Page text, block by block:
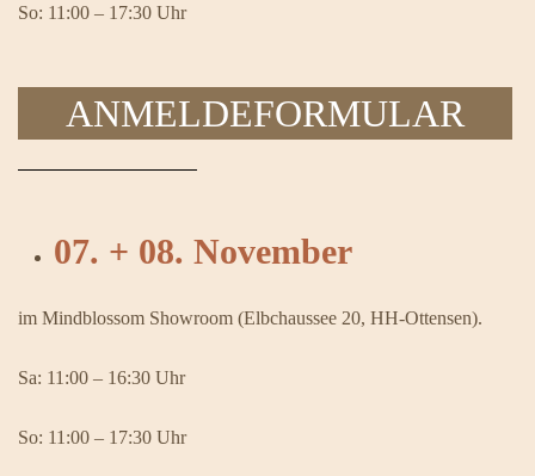
So: 11:00 – 17:30 Uhr
ANMELDEFORMULAR
07. + 08. November
im Mindblossom Showroom (Elbchaussee 20, HH-Ottensen).
Sa: 11:00 – 16:30 Uhr
So: 11:00 – 17:30 Uhr